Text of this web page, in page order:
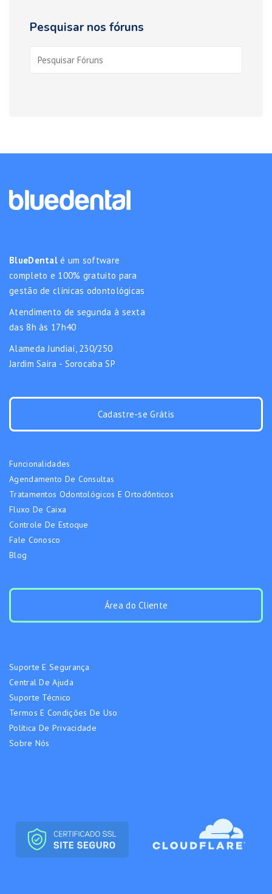
Pesquisar nos fóruns
BlueDental é um software
completo e 100% gratuito para
gestão de clínicas odontológicas
Atendimento de segunda à sexta
das 8h às 17h40
Alameda Jundiaí, 230/250
Jardim Saira - Sorocaba SP
Cadastre-se Grátis
Funcionalidades
Agendamento De Consultas
Tratamentos Odontológicos E Ortodônticos
Fluxo De Caixa
Controle De Estoque
Fale Conosco
Blog
Área do Cliente
Suporte E Segurança
Central De Ajuda
Suporte Técnico
Termos E Condições De Uso
Política De Privacidade
Sobre Nós